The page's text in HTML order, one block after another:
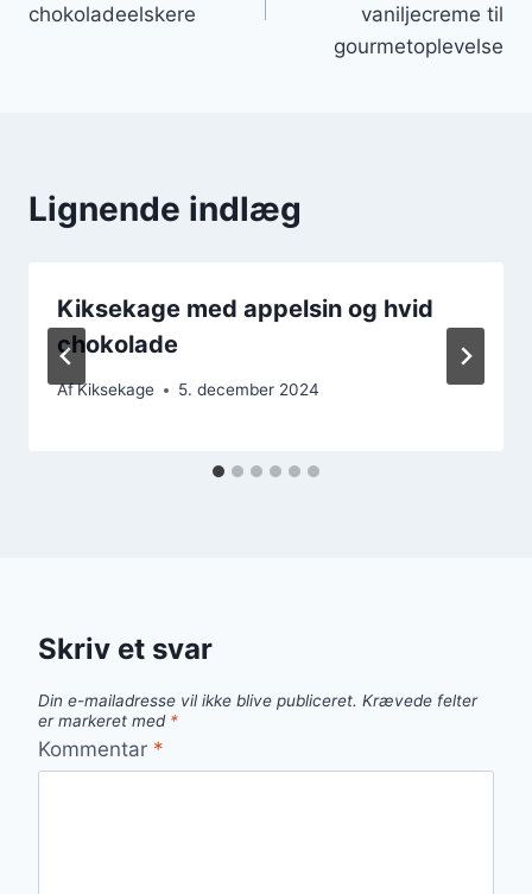
chokoladeelskere
vaniljecreme til
gourmetoplevelse
Lignende indlæg
Kiksekage med appelsin og hvid
chokolade
AfKiksekage 5. december 2024
Skriv et svar
Din e-mailadresse vil ikke blive publiceret. Krævede felter
er markeret med *
Kommentar *